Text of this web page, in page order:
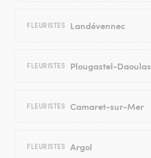
FLEURISTES Landévennec
FLEURISTES Plougastel-Daoulas
FLEURISTES Camaret-sur-Mer
FLEURISTES Argol